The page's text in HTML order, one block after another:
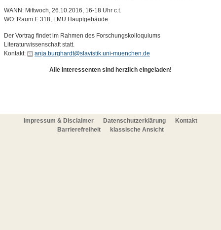
WANN: Mittwoch, 26.10.2016, 16-18 Uhr c.t.
WO: Raum E 318, LMU Hauptgebäude
Der Vortrag findet im Rahmen des Forschungskolloquiums
Literaturwissenschaft statt.
Kontakt:
anja.burghardt@slavistik.uni-muenchen.de
Alle Interessenten sind herzlich eingeladen!
Impressum & Disclaimer Datenschutzerklärung
Kontakt
Barrierefreiheit
klassische Ansicht